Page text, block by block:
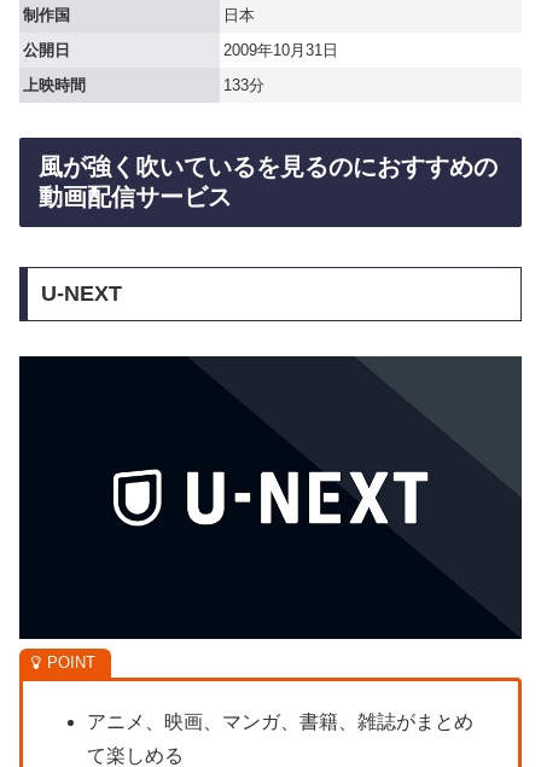
制作国
日本
公開日
2009年10月31日
上映時間
133分
風が強く吹いているを見るのにおすすめの
動画配信サービス
U-NEXT
アニメ、映画、マンガ、書籍、雑誌がまとめ
て楽しめる